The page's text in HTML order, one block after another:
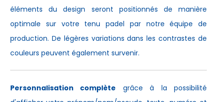
éléments du design seront positionnés de manière
optimale sur votre tenu padel par notre équipe de
production. De légères variations dans les contrastes de
couleurs peuvent également survenir.
Personnalisation complète grâce à la possibilité